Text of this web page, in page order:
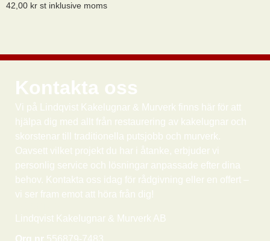
42,00 kr st inklusive moms
Kontakta oss
Vi på Lindqvist Kakelugnar & Murverk finns här för att
hjälpa dig med allt från restaurering av kakelugnar och
skorstenar till traditionella putsjobb och murverk.
Oavsett vilket projekt du har i åtanke, erbjuder vi
personlig service och lösningar anpassade efter dina
behov. Kontakta oss idag för rådgivning eller en offert –
vi ser fram emot att höra från dig!
Lindqvist Kakelugnar & Murverk AB